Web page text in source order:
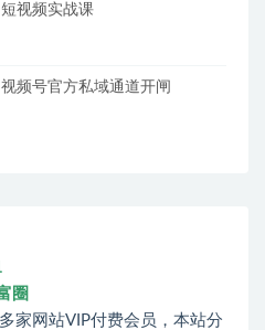
短视频实战课
视频号官方私域通道开闸
圈
家网站VIP付费会员，本站分